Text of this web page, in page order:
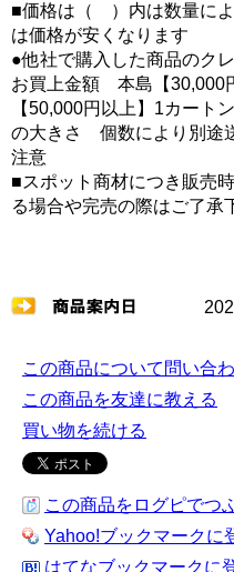
■価格は（ ）内は数量に
は価格が安くなります
●他社で購入した商品のク
お買上金額 本島【30,000
【50,000円以上】1カー
の大きさ 個数により別途
注意
■スポット商材につき販売
る場合や完売の際はご了承
この商品について問い合
この商品を友達に教える
買い物を続ける
この商品をログピでつ
Yahoo!ブックマークに
はてなブックマークに